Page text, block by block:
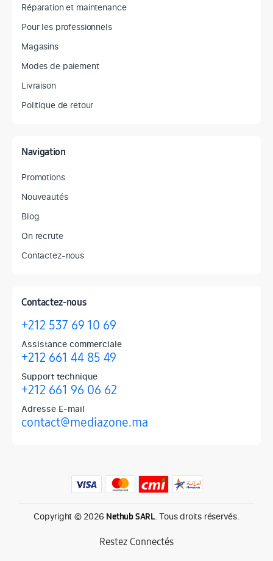
Réparation et maintenance
Pour les professionnels
Magasins
Modes de paiement
Livraison
Politique de retour
Navigation
Promotions
Nouveautés
Blog
On recrute
Contactez-nous
Contactez-nous
+212 537 69 10 69
Assistance commerciale
+212 661 44 85 49
Support technique
+212 661 96 06 62
Adresse E-mail
contact@mediazone.ma
Produits phares chez Mediazone
Retrouvez chez Mediazone les références incontournables :
Copyright © 2026 Nethub SARL. Tous droits réservés.
Restez Connectés